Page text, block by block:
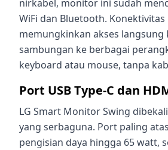
nirkabel, monitor ini sudah
WiFi dan Bluetooth. Konektivitas
memungkinkan akses
sambungan ke berbagai
keyboard atau mouse, tanpa
Port USB Type-C dan
LG Smart Monitor Swing
yang serbaguna. Port paling
pengisian daya hingga 65 watt,